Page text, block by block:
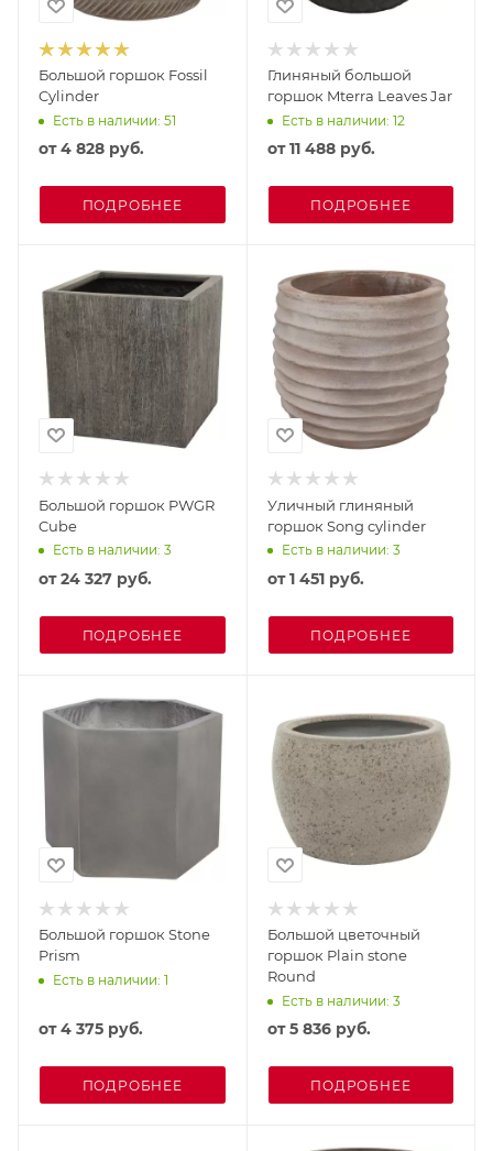
Большой горшок Fossil
Cylinder
Есть в наличии: 51
от4 828 руб.
ПОДРОБНЕЕ
Глиняный большой
горшок Mterra Leaves Jar
Есть в наличии: 12
от11 488 руб.
ПОДРОБНЕЕ
Большой горшок PWGR
Cube
Есть в наличии: 3
от24 327 руб.
ПОДРОБНЕЕ
Уличный глиняный
горшок Song cylinder
Есть в наличии: 3
от1 451 руб.
ПОДРОБНЕЕ
Большой горшок Stone
Prism
Есть в наличии: 1
от4 375 руб.
ПОДРОБНЕЕ
Большой цветочный
горшок Plain stone
Round
Есть в наличии: 3
от5 836 руб.
ПОДРОБНЕЕ